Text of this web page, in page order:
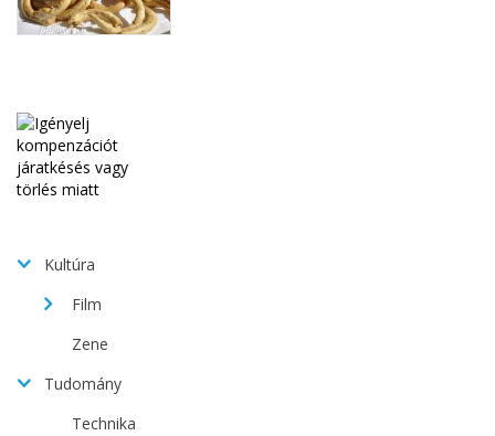
Kultúra
Film
Zene
Tudomány
Technika